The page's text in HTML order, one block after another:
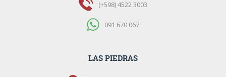
(+598) 4522 3003
091 670 067
LAS PIEDRAS